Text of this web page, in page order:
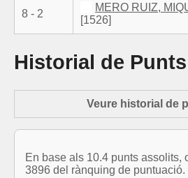
8 - 2
MERO RUIZ,
[1526]
Historial de Punts
Veure historial de
En base als 10.4 punts assolits,
3896 del rànquing de puntuació.